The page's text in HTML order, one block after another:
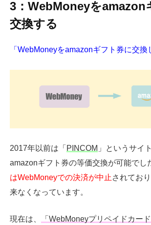
3：WebMoneyをamazon
交換する
「WebMoneyをamazonギフト券に交換
2017年以前は「 PINCOM 」というサイ
amazonギフト券の等価交換が可能でし
はWebMoneyでの決済が中止 されてお
来なくなっています。
現在は、
「WebMoneyプリペイドカー